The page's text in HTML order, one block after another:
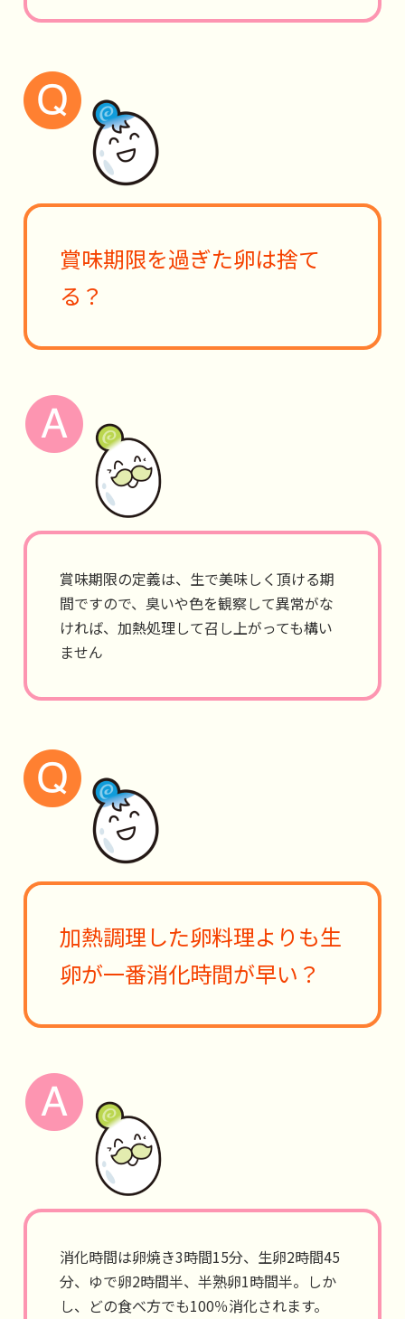
賞味期限を過ぎた卵は捨て
る？
賞味期限の定義は、生で美味しく頂ける期
間ですので、臭いや色を観察して異常がな
ければ、加熱処理して召し上がっても構い
ません
加熱調理した卵料理よりも生
卵が一番消化時間が早い？
消化時間は卵焼き3時間15分、生卵2時間45
分、ゆで卵2時間半、半熟卵1時間半。しか
し、どの食べ方でも100％消化されます。